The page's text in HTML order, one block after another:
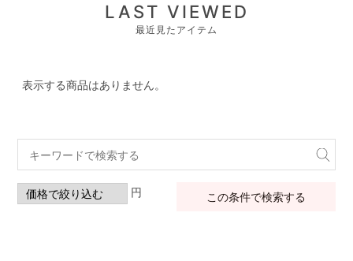
LAST VIEWED
最近見たアイテム
表示する商品はありません。
円 この条件で検索する